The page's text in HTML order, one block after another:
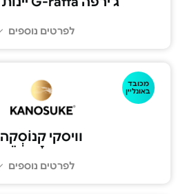
לפרטים נוספים
מכובד
באונליין
וויסקי קָנוֹסְקֵה
לפרטים נוספים